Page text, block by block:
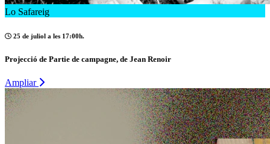
Lo Safareig
25 de juliol a les 17:00h.
Projecció de Partie de campagne, de Jean Renoir
Ampliar